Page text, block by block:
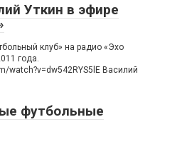
Уткин в эфире
клуб» на радио «Эхо
года.
watch?v=dw542RYS5lE Василий
футбольные